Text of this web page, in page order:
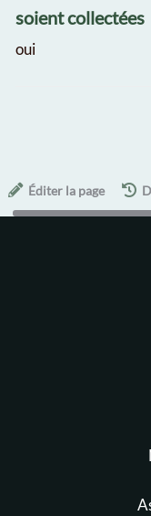
soient collectées
oui
Éditer la page